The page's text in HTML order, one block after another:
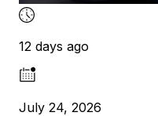
12 days ago
July 24, 2026